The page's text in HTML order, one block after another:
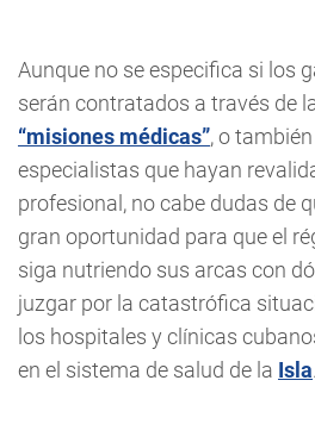
Aunque no se especifica si los
serán contratados a través de
“misiones médicas”, o
especialistas que hayan
profesional, no cabe dudas de
gran oportunidad para que el
siga nutriendo sus arcas con
juzgar por la catastrófica
los hospitales y clínicas
en el sistema de salud de la Isla.